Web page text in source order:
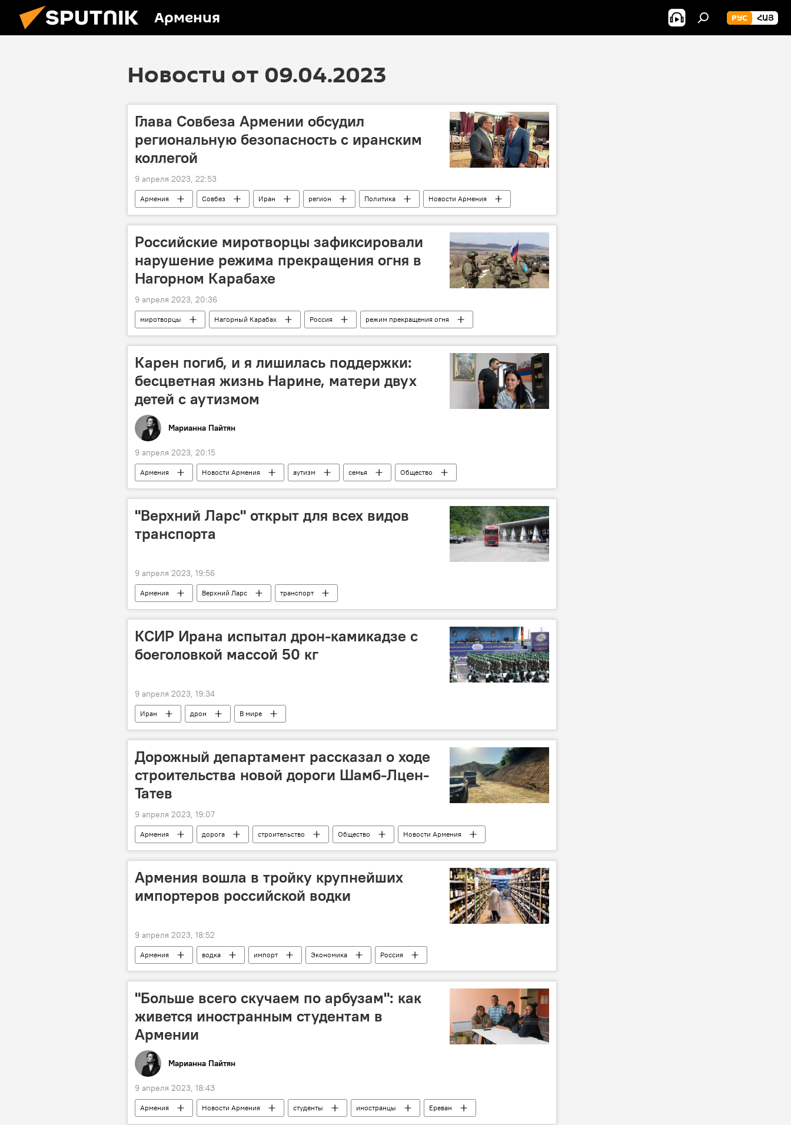
Армения РУС ՀԱՅ
Новости от 09.04.2023
Глава Совбеза Армении обсудил
региональную безопасность с иранским
коллегой
9 апреля 2023, 22:53
Армения Совбез Иран регион Политика Новости Армения
Российские миротворцы зафиксировали
нарушение режима прекращения огня в
Нагорном Карабахе
9 апреля 2023, 20:36
миротворцы Нагорный Карабах Россия
режим прекращения огня
нарушение
Карен погиб, и я лишилась поддержки:
бесцветная жизнь Нарине, матери двух
детей с аутизмом
Марианна Пайтян
9 апреля 2023, 20:15
Армения Новости Армения аутизм семья Общество
"Верхний Ларс" открыт для всех видов
транспорта
9 апреля 2023, 19:56
Армения Верхний Ларс транспорт
КСИР Ирана испытал дрон-камикадзе с
боеголовкой массой 50 кг
9 апреля 2023, 19:34
Иран дрон В мире
Дорожный департамент рассказал о ходе
строительства новой дороги Шамб-Лцен-
Татев
9 апреля 2023, 19:07
Армения дорога строительство Общество Новости Армения
Армения вошла в тройку крупнейших
импортеров российской водки
9 апреля 2023, 18:52
Армения водка импорт Экономика
Россия
Новости Армения
"Больше всего скучаем по арбузам": как
живется иностранным студентам в
Армении
Марианна Пайтян
9 апреля 2023, 18:43
Армения Новости Армения студенты иностранцы Ереван